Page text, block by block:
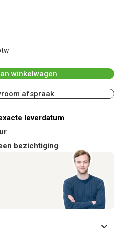
winkelwagen
afspraak
leverdatum
bezichtiging